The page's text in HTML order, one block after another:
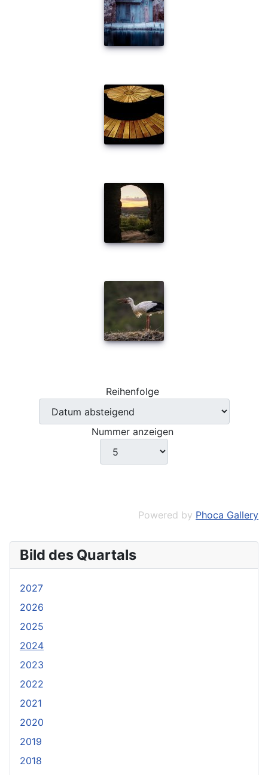
Bild des Quartals
2027
2026
2025
2024
2023
2022
2021
2020
2019
2018
Reihenfolge
Nummer anzeigen
Powered by Phoca Gallery